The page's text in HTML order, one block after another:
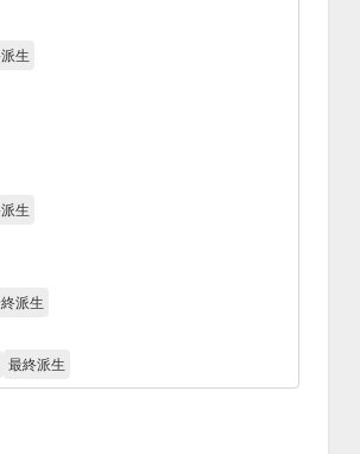
生
生
派生
最終派生